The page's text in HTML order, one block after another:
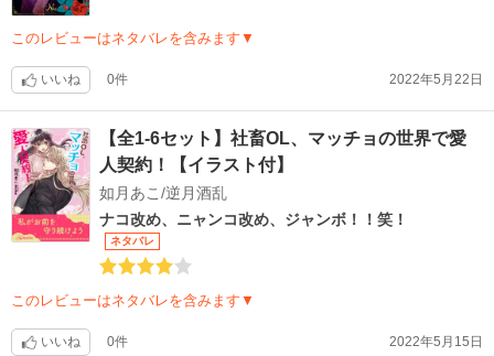
このレビューはネタバレを含みます▼
いいね 0件 2022年5月22日
【全1-6セット】社畜OL、マッチョの世界で愛
人契約！【イラスト付】
如月あこ/逆月酒乱
ナコ改め、ニャンコ改め、ジャンボ！！笑！
ネタバレ
このレビューはネタバレを含みます▼
いいね 0件 2022年5月15日